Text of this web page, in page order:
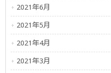
2021年6月
2021年5月
2021年4月
2021年3月